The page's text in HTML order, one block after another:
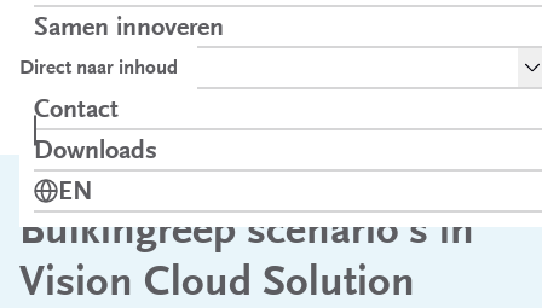
Direct naar inhoud
Samen innoveren
Over ons
Contact
Downloads
Opent in een nieuw tabblad
Verander taal naar
EN
Home Nieuws
Solution
Bulkingreep scenario’s in
Vision Cloud Solution